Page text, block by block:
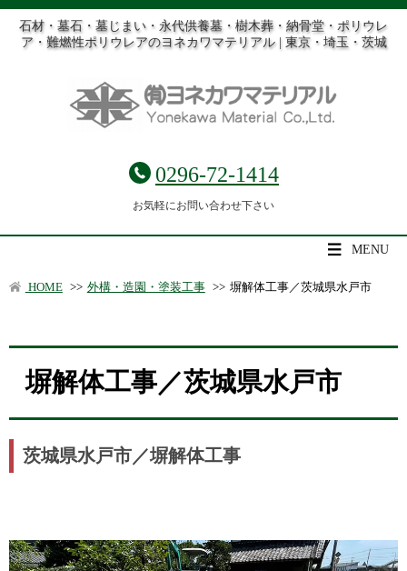
石材・墓石・墓じまい・永代供養墓・樹木葬・納骨堂・ポリウレ
ア・難燃性ポリウレアのヨネカワマテリアル | 東京・埼玉・茨城
0296-72-1414
お気軽にお問い合わせ下さい
MENU
HOME >> 外構・造園・塗装工事 >> 塀解体工事／茨城県水戸市
塀解体工事／茨城県水戸市
茨城県水戸市／塀解体工事